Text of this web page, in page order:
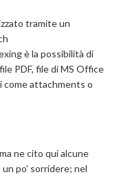
tramite un
è la possibilità di
PDF, file di MS Office
come attachments o
ne cito qui alcune
po’ sorridere; nel